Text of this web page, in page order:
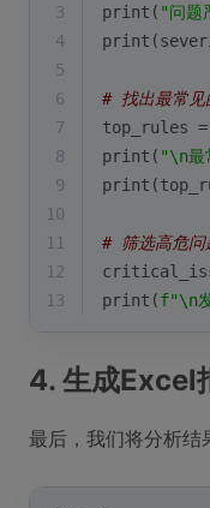
3
print ( "问题
4
print
5
6
# 找出最常见
7
top_rules
8
print ( "\n最
9
print
10
11
# 筛选高危问
12
13
print (f"\n
4. 生成Excel
最后，我们将分析